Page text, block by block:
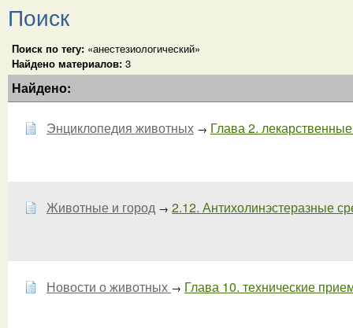
Поиск
Поиск по тегу: «анестезиологический»
Найдено материалов: 3
Найдено:
Энциклопедия животных → Глава 2.
Животные и город → 2.12. Антихолинэстеразные
Новости о животных → Глава 10. технические